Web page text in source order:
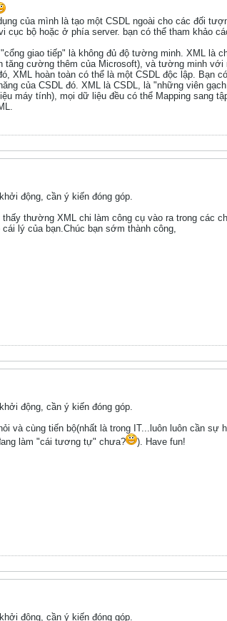
của mình là tạo một CSDL ngoài cho các đối
cục bộ hoặc ở phía server. bạn có thể tham khảo
giao tiếp" là không đủ độ tường minh. XML là
tăng cường thêm của Microsoft), và tường minh
XML hoàn toàn có thể là một CSDL độc lập. Bạn
của CSDL đó. XML là CSDL, là "những viên
máy tính), mọi dữ liệu đều có thể Mapping sang
động, cần ý kiến đóng góp.
thường XML chi làm công cụ vào ra trong các
lý của bạn.Chúc bạn sớm thành công,
động, cần ý kiến đóng góp.
và cùng tiến bộ(nhất là trong IT...luôn luôn cần
làm "cái tương tự" chưa?
). Have fun!
động, cần ý kiến đóng góp.